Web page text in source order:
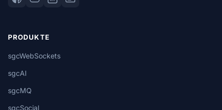
PRODUKTE
sgcWebSockets
sgcAI
sgcMQ
sgcSocial